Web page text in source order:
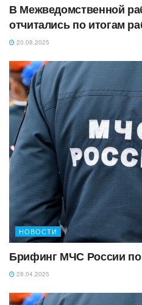
В Межведомственной
отчитались по итогам
20.08.2025
НОВОСТИ
Брифинг МЧС России
28.04.2025